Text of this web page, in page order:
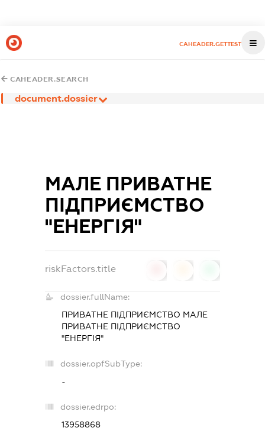
CAHEADER.GETTEST
CAHEADER.SEARCH
document.dossier
МАЛЕ ПРИВАТНЕ
ПІДПРИЄМСТВО
"ЕНЕРГІЯ"
riskFactors.title
dossier.fullName:
ПРИВАТНЕ ПІДПРИЄМСТВО МАЛЕ
ПРИВАТНЕ ПІДПРИЄМСТВО
"ЕНЕРГІЯ"
dossier.opfSubType:
-
dossier.edrpo:
13958868